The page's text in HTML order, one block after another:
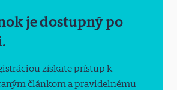
je dostupný po
získate prístup k
článkom a pravidelnému